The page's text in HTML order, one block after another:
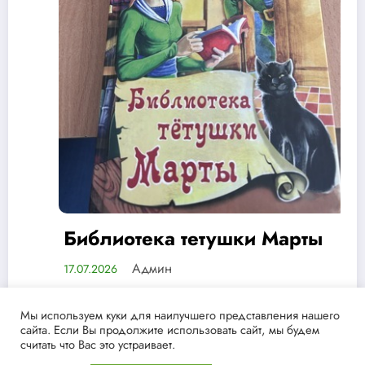
Марты
75 лет
Мы используем куки для наилучшего представления нашего
сайта. Если Вы продолжите использовать сайт, мы будем
считать что Вас это устраивает.